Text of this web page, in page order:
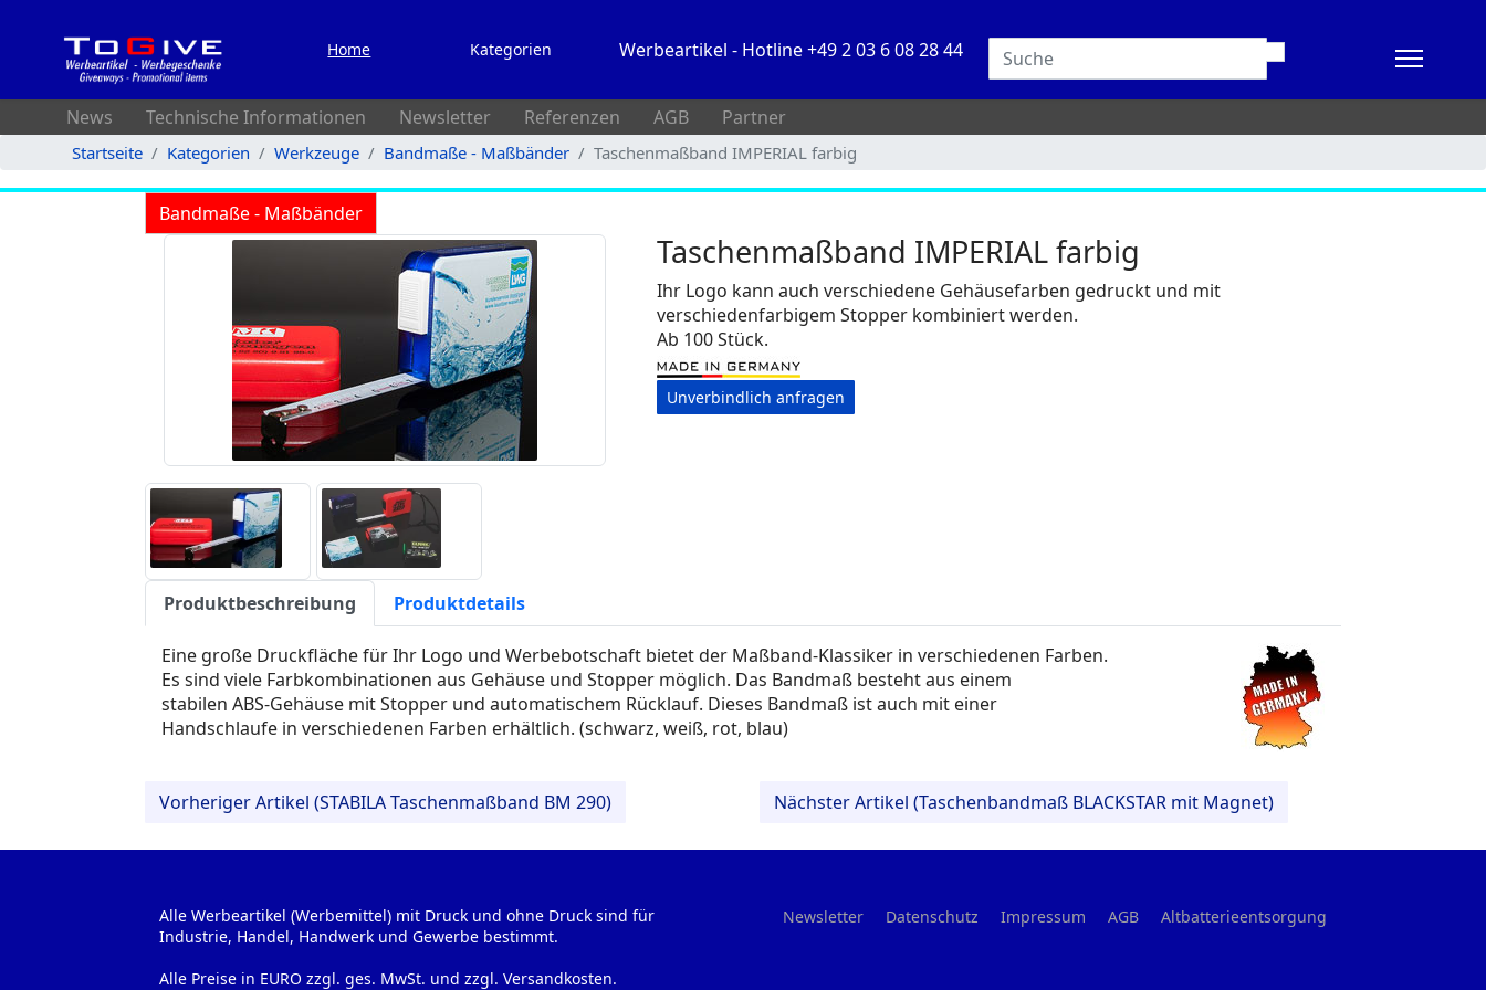
Home Kategorien Werbeartikel - Hotline +49 2 03 6 08 28 44
News Technische Informationen Newsletter Referenzen AGB Partner
Startseite Kategorien Werkzeuge Bandmaße - Maßbänder Taschenmaßband IMPERIAL farbig
Bandmaße - Maßbänder
Taschenmaßband IMPERIAL farbig
Ihr Logo kann auch verschiedene Gehäusefarben gedruckt und mit
verschiedenfarbigem Stopper kombiniert werden.
Ab 100 Stück.
Unverbindlich anfragen
Produktbeschreibung Produktdetails
Eine große Druckfläche für Ihr Logo und Werbebotschaft bietet der Maßband-Klassiker in verschiedenen Farben.
Es sind viele Farbkombinationen aus Gehäuse und Stopper möglich. Das Bandmaß besteht aus einem
stabilen ABS-Gehäuse mit Stopper und automatischem Rücklauf. Dieses Bandmaß ist auch mit einer
Handschlaufe in verschiedenen Farben erhältlich. (schwarz, weiß, rot, blau)
Vorheriger Artikel (STABILA Taschenmaßband BM 290) Nächster Artikel (Taschenbandmaß BLACKSTAR mit Magnet)
Alle Werbeartikel (Werbemittel) mit Druck und ohne Druck sind für
Industrie, Handel, Handwerk und Gewerbe bestimmt.
Alle Preise in EURO zzgl. ges. MwSt. und zzgl. Versandkosten.
Newsletter Datenschutz Impressum AGB Altbatterieentsorgung